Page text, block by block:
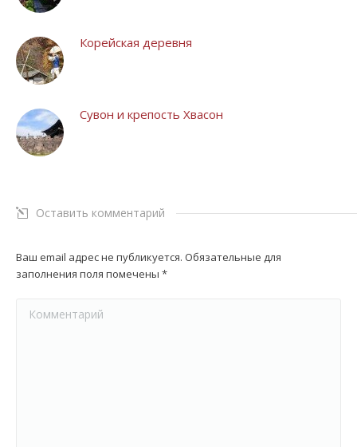
Корейская деревня
Сувон и крепость Хвасон
Оставить комментарий
Ваш email адрес не публикуется. Обязательные для
заполнения поля помечены *